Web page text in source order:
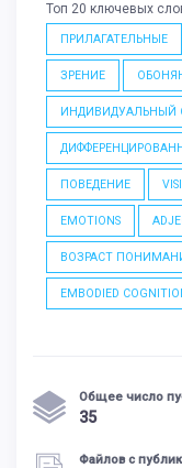
Топ 20 ключевых
ПРИЛАГАТЕЛЬНЫЕ
ЗРЕНИЕ
ИНДИВИДУАЛЬНЫЙ
ПОВЕДЕНИЕ
EMOTIONS
ВОЗРАСТ
EMBODIED
Общее число
35
Файлов с